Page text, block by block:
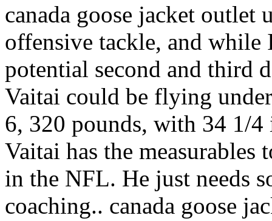
canada goose jacket outlet
offensive tackle, and
potential second and third
Vaitai could be flying
6, 320 pounds, with 34 1/4
Vaitai has the
in the NFL. He just needs
coaching.. canada goose